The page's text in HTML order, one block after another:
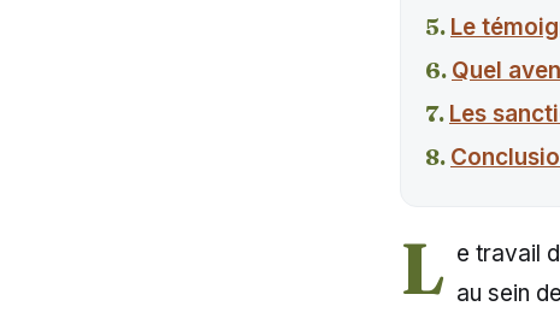
Le
Quel
Les
L e travail
au sein